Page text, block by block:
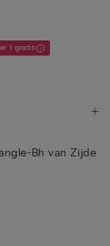
1 gratis
Bh van Zijde